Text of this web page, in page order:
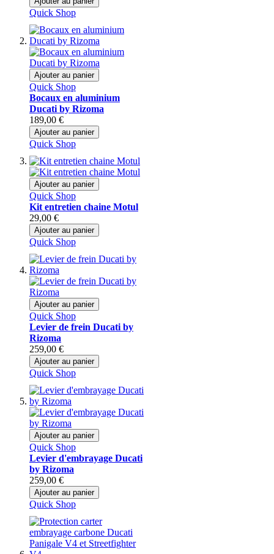
Quick Shop
Ajouter au panier
Quick Shop
Bocaux en aluminium
Ducati by Rizoma
189,00 €
Ajouter au panier
Quick Shop
Ajouter au panier
Quick Shop
Kit entretien chaine Motul
29,00 €
Ajouter au panier
Quick Shop
Ajouter au panier
Quick Shop
Levier de frein Ducati by
Rizoma
259,00 €
Ajouter au panier
Quick Shop
Ajouter au panier
Quick Shop
Levier d'embrayage Ducati
by Rizoma
259,00 €
Ajouter au panier
Quick Shop